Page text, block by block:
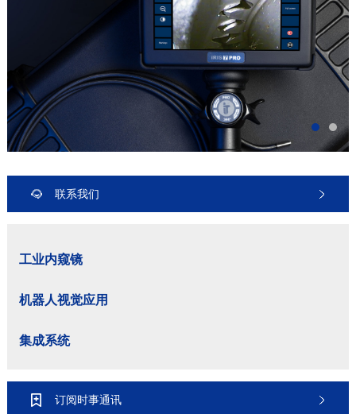
联系我们
工业内窥镜
机器人视觉应用
集成系统
订阅时事通讯